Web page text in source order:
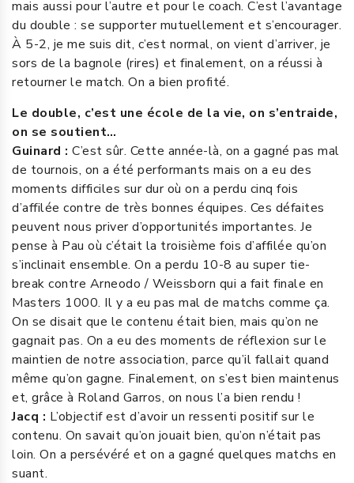
mais aussi pour l’autre et pour le coach. C’est l’avantage
du double : se supporter mutuellement et s’encourager.
À 5-2, je me suis dit, c’est normal, on vient d’arriver, je
sors de la bagnole (rires) et finalement, on a réussi à
retourner le match. On a bien profité.
Le double, c’est une école de la vie, on s’entraide,
on se soutient…
Guinard : C’est sûr. Cette année-là, on a gagné pas mal
de tournois, on a été performants mais on a eu des
moments difficiles sur dur où on a perdu cinq fois
d’affilée contre de très bonnes équipes. Ces défaites
peuvent nous priver d’opportunités importantes. Je
pense à Pau où c’était la troisième fois d’affilée qu’on
s’inclinait ensemble. On a perdu 10-8 au super tie-
break contre Arneodo / Weissborn qui a fait finale en
Masters 1000. Il y a eu pas mal de matchs comme ça.
On se disait que le contenu était bien, mais qu’on ne
gagnait pas. On a eu des moments de réflexion sur le
maintien de notre association, parce qu’il fallait quand
même qu’on gagne. Finalement, on s’est bien maintenus
et, grâce à Roland Garros, on nous l’a bien rendu !
Jacq : L’objectif est d’avoir un ressenti positif sur le
contenu. On savait qu’on jouait bien, qu’on n’était pas
loin. On a persévéré et on a gagné quelques matchs en
suant.